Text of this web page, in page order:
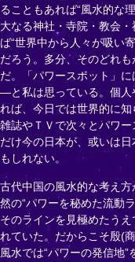
ることもあれば“風水的な
大なる神社・寺院・教会
ば“世界中から人々が吸い
だろう。多分、そのどれ
だ。「パワースポット」
―と私は思っている。個人
れば、今日では世界的に
雑誌やＴＶで次々とパワ
だけ今の日本が、或いは
もしれない。
古代中国の風水的な考え方
然の“パワーを秘めた流動
そのラインを見極めたう
れていた。だからこそ殷(
風水では“パワーの発信地